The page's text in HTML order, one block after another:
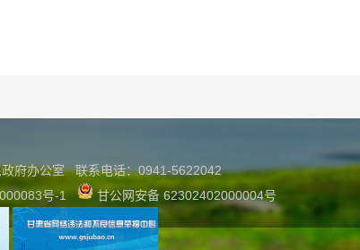
政府办公室联系电话：0941-5622042
号-1 甘公网安备 62302402000004号